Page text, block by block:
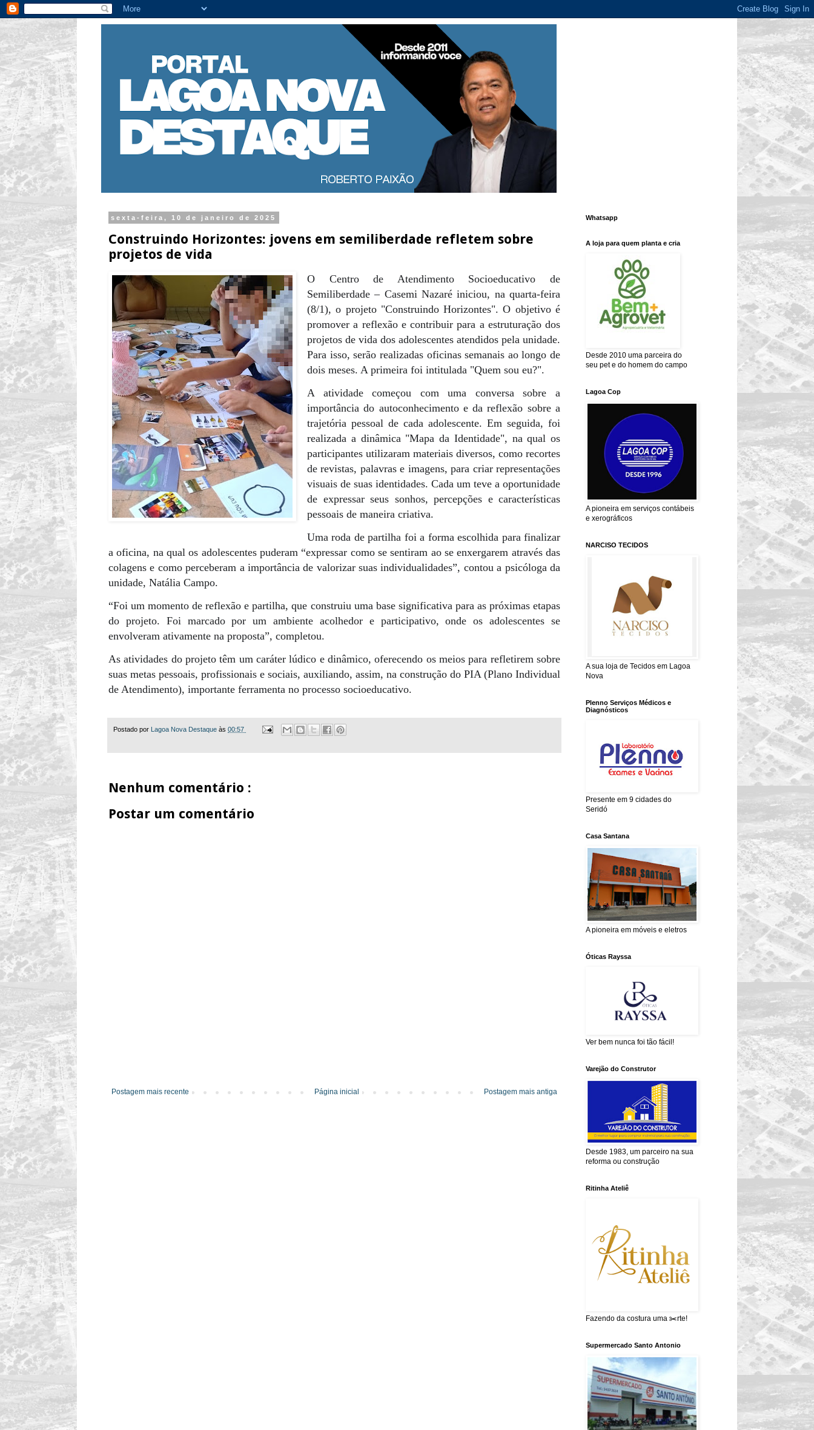
sexta-feira, 10 de janeiro de 2025
Construindo Horizontes: jovens em semiliberdade refletem sobre
projetos de vida
O Centro de Atendimento Socioeducativo de
Semiliberdade – Casemi Nazaré iniciou, na quarta-feira
(8/1), o projeto "Construindo Horizontes". O objetivo é
promover a reflexão e contribuir para a estruturação dos
projetos de vida dos adolescentes atendidos pela unidade.
Para isso, serão realizadas oficinas semanais ao longo de
dois meses. A primeira foi intitulada "Quem sou eu?".
A atividade começou com uma conversa sobre a
importância do autoconhecimento e da reflexão sobre a
trajetória pessoal de cada adolescente. Em seguida, foi
realizada a dinâmica "Mapa da Identidade", na qual os
participantes utilizaram materiais diversos, como recortes
de revistas, palavras e imagens, para criar representações
visuais de suas identidades. Cada um teve a oportunidade
de expressar seus sonhos, percepções e características
pessoais de maneira criativa.
Uma roda de partilha foi a forma escolhida para finalizar
a oficina, na qual os adolescentes puderam “expressar como se sentiram ao se enxergarem através das
colagens e como perceberam a importância de valorizar suas individualidades”, contou a psicóloga da
unidade, Natália Campo.
“Foi um momento de reflexão e partilha, que construiu uma base significativa para as próximas etapas
do projeto. Foi marcado por um ambiente acolhedor e participativo, onde os adolescentes se
envolveram ativamente na proposta”, completou.
As atividades do projeto têm um caráter lúdico e dinâmico, oferecendo os meios para refletirem sobre
suas metas pessoais, profissionais e sociais, auxiliando, assim, na construção do PIA (Plano Individual
de Atendimento), importante ferramenta no processo socioeducativo.
Postado por Lagoa Nova Destaque às 00:57
Nenhum comentário :
Postar um comentário
Postagem mais recente Postagem mais antiga
Página inicial
Whatsapp
A loja para quem planta e cria
Desde 2010 uma parceira do
seu pet e do homem do campo
Lagoa Cop
A pioneira em serviços contábeis
e xerográficos
NARCISO TECIDOS
A sua loja de Tecidos em Lagoa
Nova
Plenno Serviços Médicos e
Diagnósticos
Presente em 9 cidades do
Seridó
Casa Santana
A pioneira em móveis e eletros
Óticas Rayssa
Ver bem nunca foi tão fácil!
Varejão do Construtor
Desde 1983, um parceiro na sua
reforma ou construção
Ritinha Ateliê
Fazendo da costura uma ✂️rte!
Supermercado Santo Antonio